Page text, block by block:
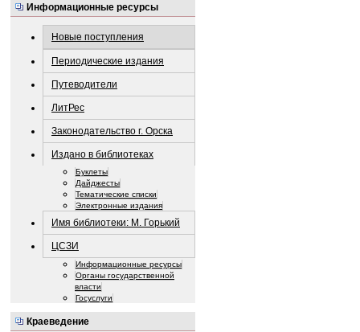
Информационные ресурсы
Новые поступления
Периодические издания
Путеводители
ЛитРес
Законодательство г. Орска
Издано в библиотеках
Буклеты
Дайджесты
Тематические списки
Электронные издания
Имя библиотеки: М. Горький
ЦСЗИ
Информационные ресурсы
Органы государственной
власти
Госуслуги
Краеведение